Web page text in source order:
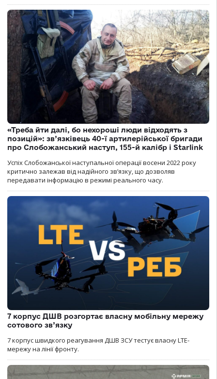
«Треба йти далі, бо нехороші люди відходять з
позицій»: зв’язківець 40-ї артилерійської бригади
про Слобожанський наступ, 155-й калібр і Starlink
Успіх Слобожанської наступальної операції восени 2022 року
критично залежав від надійного зв’язку, що дозволяв
передавати інформацію в режимі реального часу.
7 корпус ДШВ розгортає власну мобільну мережу
сотового зв’язку
7 корпус швидкого реагування ДШВ ЗСУ тестує власну LTE-
мережу на лінії фронту.